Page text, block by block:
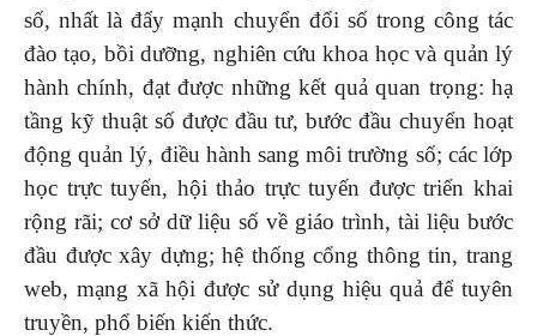
số, nhất là đẩy mạnh chuyển đổi số trong công tác
đào tạo, bồi dưỡng, nghiên cứu khoa học và quản lý
hành chính, đạt được những kết quả quan trọng: hạ
tầng kỹ thuật số được đầu tư, bước đầu chuyển hoạt
động quản lý, điều hành sang môi trường số; các lớp
học trực tuyến, hội thảo trực tuyến được triển khai
rộng rãi; cơ sở dữ liệu số về giáo trình, tài liệu bước
đầu được xây dựng; hệ thống cổng thông tin, trang
web, mạng xã hội được sử dụng hiệu quả để tuyên
truyền, phổ biến kiến thức.